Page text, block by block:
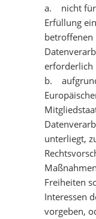
a. nicht für
Erfüllung
betroffenen
erforderlich
b.
unterliegt,
Freiheiten
Interessen
vorgeben,